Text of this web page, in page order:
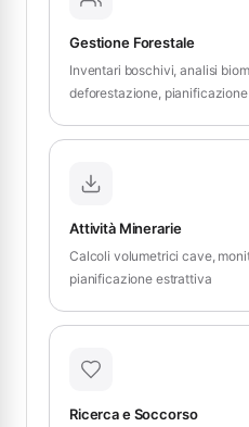
Gestione Forestale
Inventari boschivi, analisi
deforestazione,
Attività Minerarie
Calcoli volumetrici cave,
pianificazione estrattiva
Ricerca e Soccorso